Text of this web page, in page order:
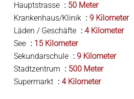
Hauptstrasse
50 Meter
Krankenhaus/Klinik
9 Kilometer
Läden / Geschäfte
4 Kilometer
See
15 Kilometer
Sekundarschule
9 Kilometer
Stadtzentrum
500 Meter
Supermarkt
4 Kilometer